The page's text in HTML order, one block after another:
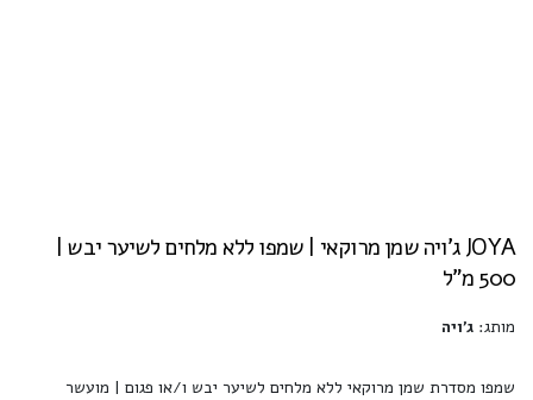
JOYA ג'ויה שמן מרוקאי | שמפו ללא מלחים לשיער יבש |
500 מ"ל
מותג: ג'ויה
שמפו מסדרת שמן מרוקאי ללא מלחים לשיער יבש ו/או פגום | מועשר